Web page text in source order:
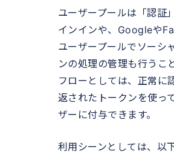
ユーザープールは「認証
インインや、Googleや
ユーザープールでソー
ンの処理の管理も行うこ
フローとしては、正常に
返されたトークンを使っ
ザーに付与できます。
利用シーンとしては、以